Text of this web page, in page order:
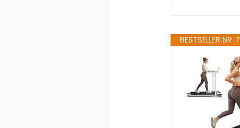
BESTSELLER NR. 7